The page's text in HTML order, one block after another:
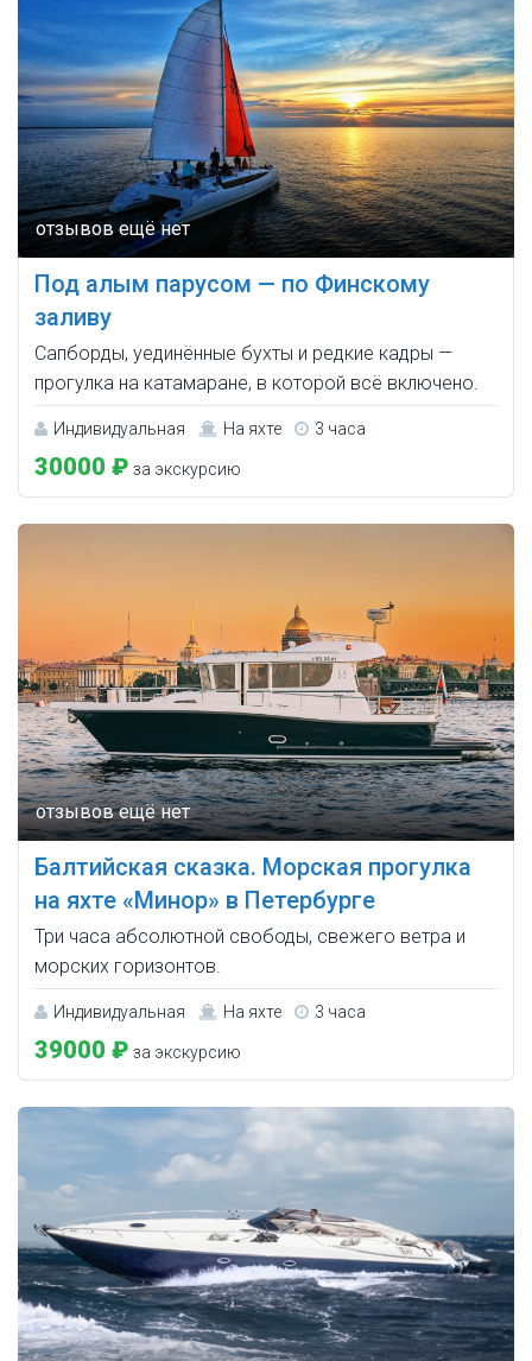
Под алым парусом — по Финскому
заливу
Сапборды, уединённые бухты и редкие кадры —
прогулка на катамаране, в которой всё включено.
Индивидуальная На яхте 3 часа
30000 ₽ за экскурсию
Балтийская сказка. Морская прогулка
на яхте «Минор» в Петербурге
Три часа абсолютной свободы, свежего ветра и
морских горизонтов.
Индивидуальная На яхте 3 часа
39000 ₽ за экскурсию